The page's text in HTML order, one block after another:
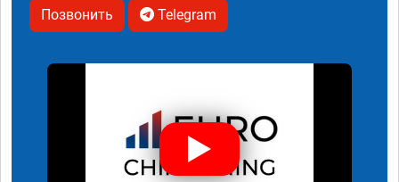
Позвонить Telegram